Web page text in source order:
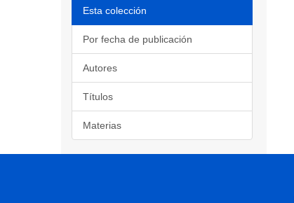
Esta colección
Por fecha de publicación
Autores
Títulos
Materias